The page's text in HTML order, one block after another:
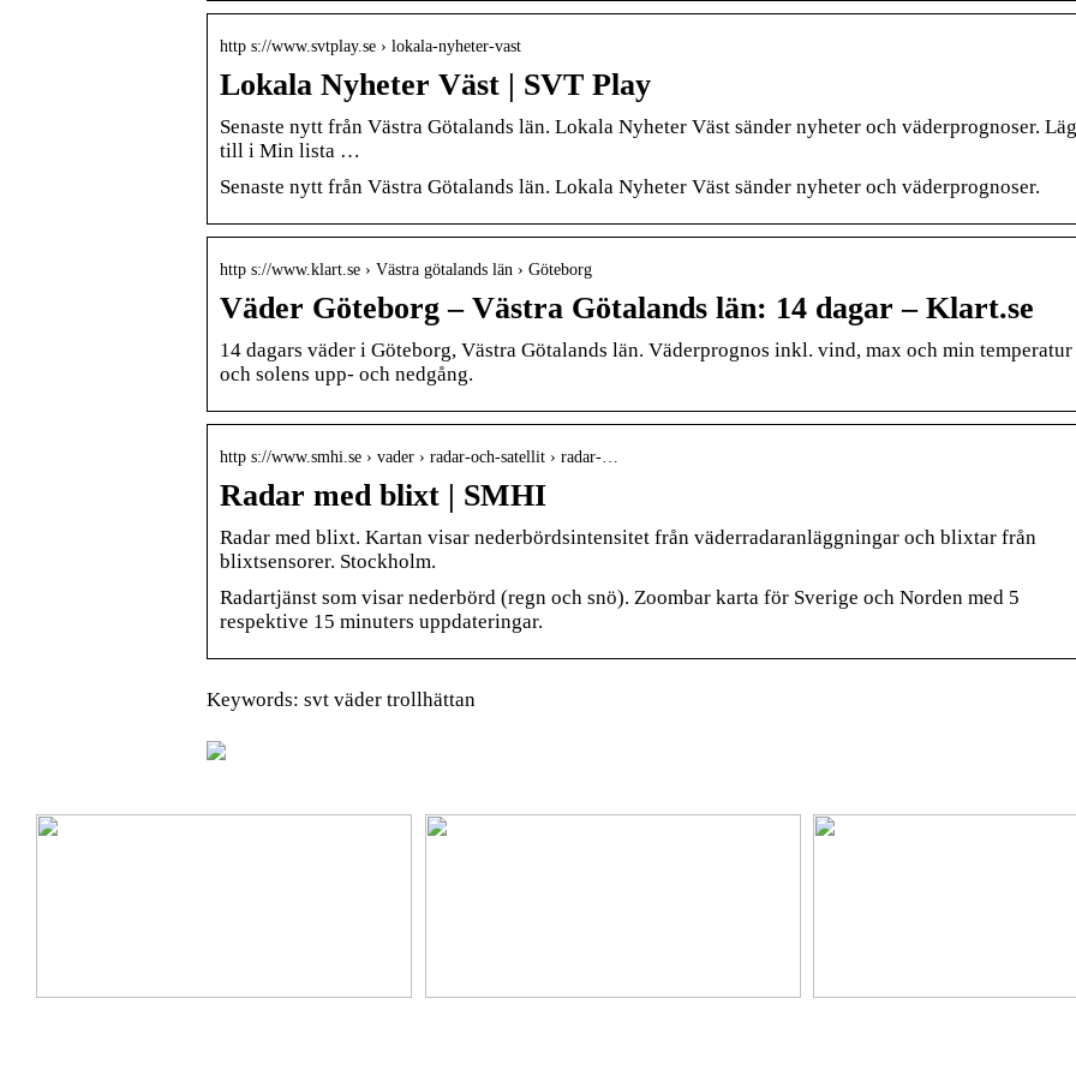
http s://www.svtplay.se › lokala-nyheter-vast
Lokala Nyheter Väst | SVT Play
Senaste nytt från Västra Götalands län. Lokala Nyheter Väst sänder nyheter och väderprognoser.
till i Min lista …
Senaste nytt från Västra Götalands län. Lokala Nyheter Väst sänder nyheter och väderprognoser.
http s://www.klart.se › Västra götalands län › Göteborg
Väder Göteborg – Västra Götalands län: 14 dagar – Klart.se
14 dagars väder i Göteborg, Västra Götalands län. Väderprognos inkl. vind, max och min temperatur
och solens upp- och nedgång.
http s://www.smhi.se › vader › radar-och-satellit › radar-…
Radar med blixt | SMHI
Radar med blixt. Kartan visar nederbördsintensitet från väderradaranläggningar och blixtar från
blixtsensorer. Stockholm.
Radartjänst som visar nederbörd (regn och snö). Zoombar karta för Sverige och Norden med 5
respektive 15 minuters uppdateringar.
Keywords: svt väder trollhättan